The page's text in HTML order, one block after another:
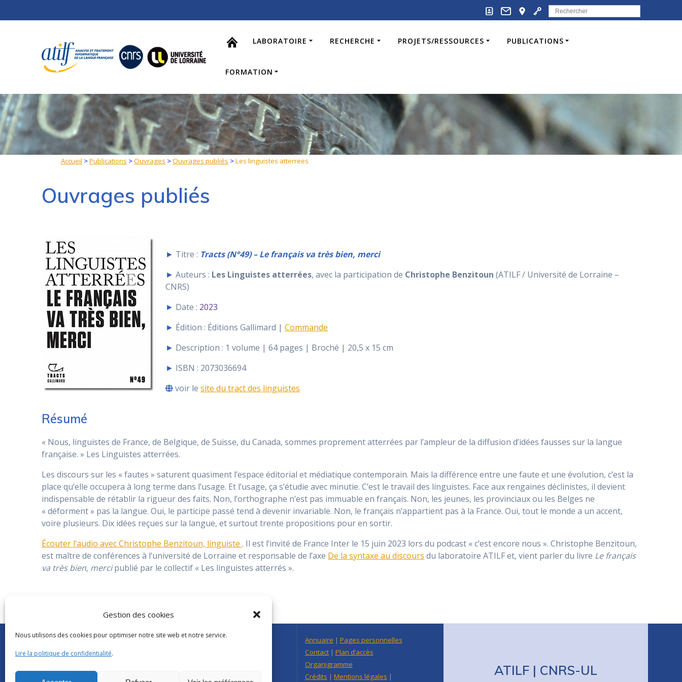
Gestion des cookies
Nous utilisons des cookies pour optimiser notre site web et notre service.
Lire la politique de confidentialité.
to
Search
for:
LABORATOIRE RECHERCHE PROJETS/RESSOURCES PUBLICATIONS
FORMATION
Accueil >Publications >Ouvrages >Ouvrages publiés >Les linguistes atterrees
Ouvrages publiés
► Titre : Tracts (N°49) – Le français va très bien, merci
► Auteurs : Les Linguistes atterrées, avec la participation de Christophe Benzitoun (ATILF / Université de Lorraine –
CNRS)
► Date : 2023
► Édition : Éditions Gallimard |Commande
► Description : 1 volume | 64 pages | Broché | 20,5 x 15 cm
► ISBN : 2073036694
voir lesite du tract des linguistes
Résumé
« Nous, linguistes de France, de Belgique, de Suisse, du Canada, sommes proprement atterrées par l’ampleur de la diffusion d’idées fausses sur la langue
française. » Les Linguistes atterrées.
Les discours sur les « fautes » saturent quasiment l’espace éditorial et médiatique contemporain. Mais la différence entre une faute et une évolution, c’est la
place qu’elle occupera à long terme dans l’usage. Et l’usage, ça s’étudie avec minutie. C’est le travail des linguistes. Face aux rengaines déclinistes, il devient
indispensable de rétablir la rigueur des faits. Non, l’orthographe n’est pas immuable en français. Non, les jeunes, les provinciaux ou les Belges ne
« déforment » pas la langue. Oui, le participe passé tend à devenir invariable. Non, le français n’appartient pas à la France. Oui, tout le monde a un accent,
voire plusieurs. Dix idées reçues sur la langue, et surtout trente propositions pour en sortir.
Écouter l’audio avec Christophe Benzitoun, linguiste. Il est l’invité de France Inter le 15 juin 2023 lors du podcast « c’est encore nous ». Christophe Benzitoun,
est maître de conférences à l’université de Lorraine et responsable de l’axe De la syntaxe au discours du laboratoire ATILF et, vient parler du livre Le français
va très bien, mercipublié par le collectif « Les linguistes atterrés ».
Abonnements Frantext
Séminaires ATILF
CNRS|Délégation Centre Est
Annuaire | Pages personnelles
Contact| Plan d’accès
Organigramme
Crédits | Mentions légales | ATILF | CNRS-UL